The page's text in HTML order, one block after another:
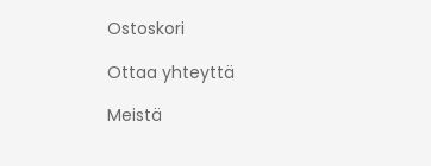
Ostoskori
Ottaa yhteyttä
Meistä